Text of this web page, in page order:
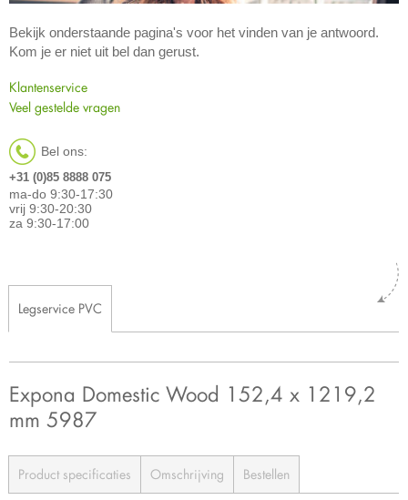
Bekijk onderstaande pagina's voor het vinden van je antwoord.
Kom je er niet uit bel dan gerust.
Klantenservice
Veel gestelde vragen
Bel ons:
+31 (0)85 8888 075
ma-do 9:30-17:30
vrij 9:30-20:30
za 9:30-17:00
Legservice PVC
Expona Domestic Wood 152,4 x 1219,2
mm 5987
Product specificaties Omschrijving Bestellen